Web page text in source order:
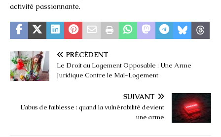
activité passionnante.
PRÉCÉDENT
Le Droit au Logement Opposable : Une Arme
Juridique Contre le Mal-Logement
SUIVANT
L’abus de faiblesse : quand la vulnérabilité devient
une arme